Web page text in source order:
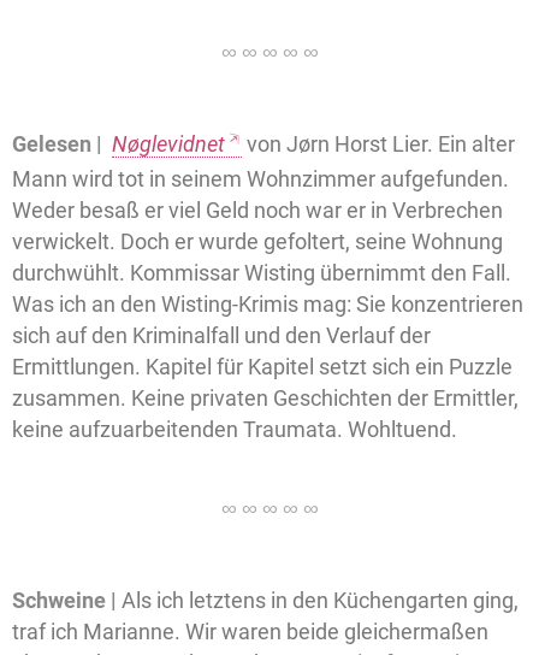
Gelesen | Nøglevidnet
von Jørn Horst Lier. Ein alter
Mann wird tot in seinem Wohnzimmer aufgefunden.
Weder besaß er viel Geld noch war er in Verbrechen
verwickelt. Doch er wurde gefoltert, seine Wohnung
durchwühlt. Kommissar Wisting übernimmt den Fall.
Was ich an den Wisting-Krimis mag: Sie konzentrieren
sich auf den Kriminalfall und den Verlauf der
Ermittlungen. Kapitel für Kapitel setzt sich ein Puzzle
zusammen. Keine privaten Geschichten der Ermittler,
keine aufzuarbeitenden Traumata. Wohltuend.
Schweine | Als ich letztens in den Küchengarten ging,
traf ich Marianne. Wir waren beide gleichermaßen